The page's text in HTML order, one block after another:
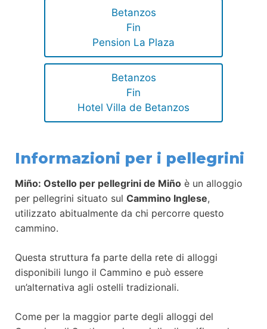
Betanzos
Fin
Pension La Plaza
Betanzos
Fin
Hotel Villa de Betanzos
Informazioni per i pellegrini
Miño: Ostello per pellegrini de Miño è un alloggio
per pellegrini situato sul Cammino Inglese,
utilizzato abitualmente da chi percorre questo
cammino.
Questa struttura fa parte della rete di alloggi
disponibili lungo il Cammino e può essere
un’alternativa agli ostelli tradizionali.
Come per la maggior parte degli alloggi del